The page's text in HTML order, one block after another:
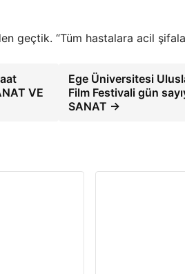
geçtik. “Tüm hastalara acil
VE
Ege Üniversitesi
Film Festivali gün
SANAT →